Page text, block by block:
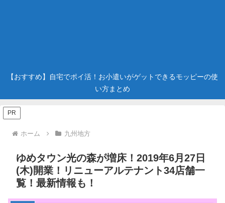
【おすすめ】自宅でポイ活！お小遣いがゲットできるモッピーの使
い方まとめ
PR
ホーム 九州地方
ゆめタウン光の森が増床！2019年6月27日
(木)開業！リニューアルテナント34店舗一
覧！最新情報も！